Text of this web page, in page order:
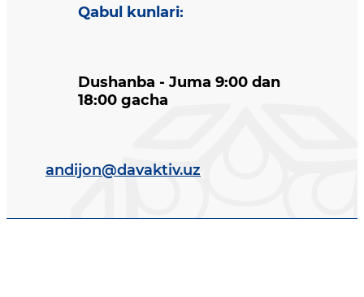
Qabul kunlari:
Dushanba - Juma 9:00 dan
18:00 gacha
andijon@davaktiv.uz